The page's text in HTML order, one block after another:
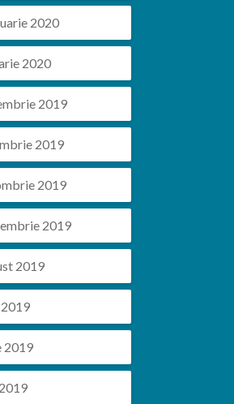
2020
2020
2019
2019
2019
2019
2019
2019